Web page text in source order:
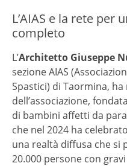
L’AIAS e la rete per
completo
L’Architetto Giuseppe
sezione AIAS
Spastici) di Taormina,
dell’associazione,
di bambini affetti da
che nel 2024 ha
una realtà diffusa che si
20.000 persone con